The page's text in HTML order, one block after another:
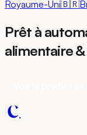
Royaume-Uni🇧🇷
Prêt à
alimentaire